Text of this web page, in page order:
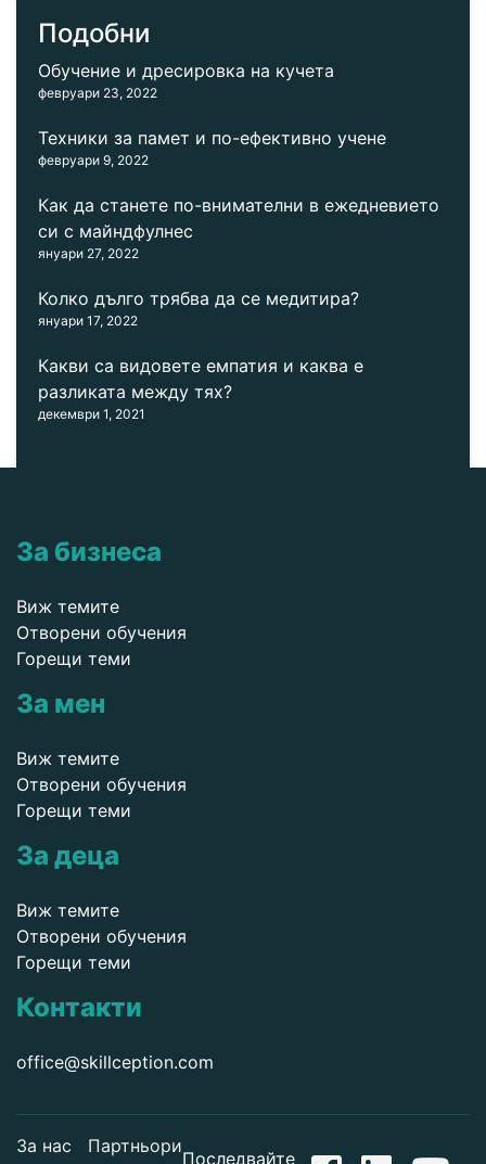
Подобни
Обучение и дресировка на кучета
февруари 23, 2022
Техники за памет и по-ефективно учене
февруари 9, 2022
Как да станете по-внимателни в ежедневието
си с майндфулнес
януари 27, 2022
Колко дълго трябва да се медитира?
януари 17, 2022
Какви са видовете емпатия и каква е
разликата между тях?
декември 1, 2021
За бизнеса
Виж темите
Отворени обучения
Горещи теми
За мен
Виж темите
Отворени обучения
Горещи теми
За деца
Виж темите
Отворени обучения
Горещи теми
Контакти
office@skillception.com
За нас
Партньори
Последвайте